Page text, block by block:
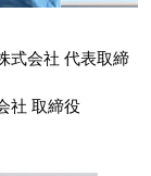
式会社 代表取締
社 取締役